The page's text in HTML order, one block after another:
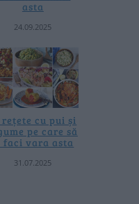
asta
24.09.2025
rețete cu pui și
pe care să
faci vara asta
31.07.2025